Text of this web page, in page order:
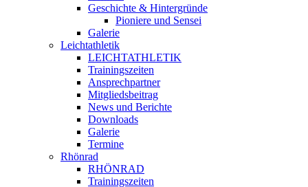
Geschichte & Hintergründe
Pioniere und Sensei
Galerie
Leichtathletik
LEICHTATHLETIK
Trainingszeiten
Ansprechpartner
Mitgliedsbeitrag
News und Berichte
Downloads
Galerie
Termine
Rhönrad
RHÖNRAD
Trainingszeiten